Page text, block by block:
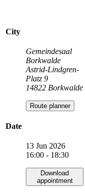
City
Gemeindesaal
Borkwalde
Astrid-Lindgren-
Platz 9
14822 Borkwalde
Route planner
Date
13 Jun 2026
16:00 - 18:30
Download
appointment